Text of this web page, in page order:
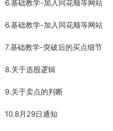
6.基础教学-加入同花顺等网站
6.基础教学-加入同花顺等网站
7.基础教学-突破后的买点细节
8.关于选股逻辑
9.关于卖点的判断
10.8月29日通知